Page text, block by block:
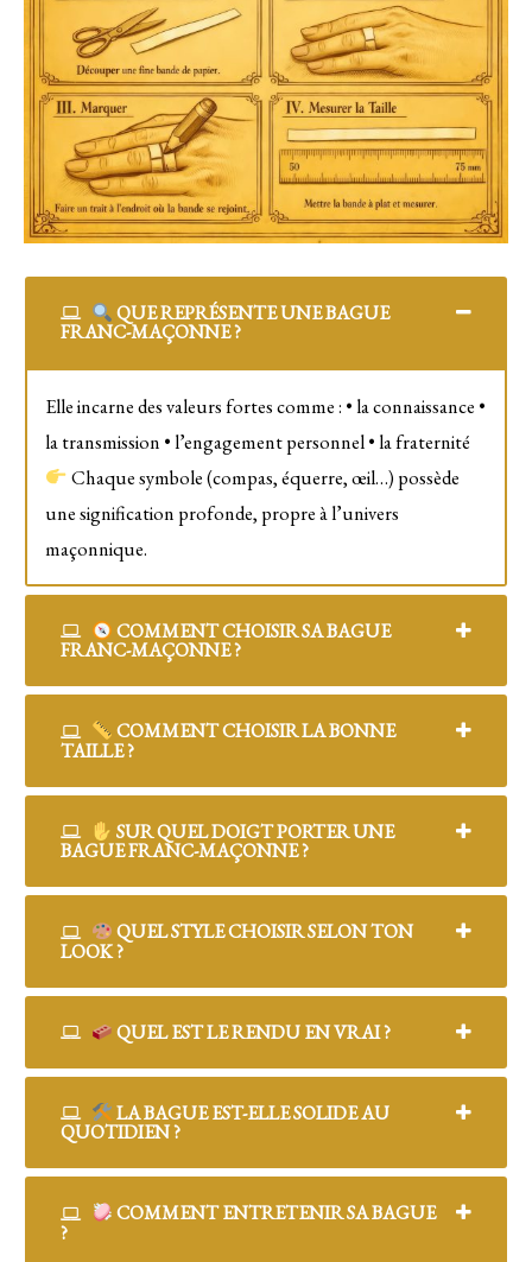
QUE REPRÉSENTE UNE BAGUE
FRANC-MAÇONNE ?
Elle incarne des valeurs fortes comme : • la connaissance •
la transmission • l’engagement personnel • la fraternité
Chaque symbole (compas, équerre, œil…) possède
une signification profonde, propre à l’univers
maçonnique.
COMMENT CHOISIR SA BAGUE
FRANC-MAÇONNE ?
COMMENT CHOISIR LA BONNE
TAILLE ?
SUR QUEL DOIGT PORTER UNE
BAGUE FRANC-MAÇONNE ?
QUEL STYLE CHOISIR SELON TON
LOOK ?
QUEL EST LE RENDU EN VRAI ?
LA BAGUE EST-ELLE SOLIDE AU
QUOTIDIEN ?
COMMENT ENTRETENIR SA BAGUE
?